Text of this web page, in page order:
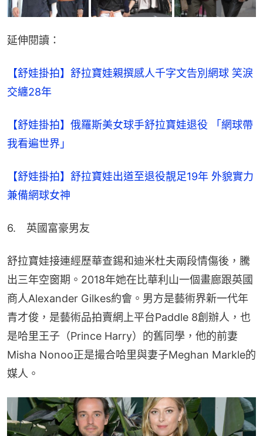
延伸閱讀：
【舒娃掛拍】舒拉寶娃親撰感人千字文告別網球 笑淚
交纏28年
【舒娃掛拍】俄羅斯美女球手舒拉寶娃退役 「網球帶
我看遍世界」
【舒娃掛拍】舒拉寶娃出道至退役靚足19年 外貌實力
兼備網球女神
6.　英國富豪男友
舒拉寶娃接連經歷華查錫和迪米杜夫兩段情傷後，騰
出三年空窗期。2018年她在比華利山一個畫廊跟英國
商人Alexander Gilkes約會。男方是藝術界新一代年
青才俊，是藝術品拍賣網上平台Paddle 8創辦人，也
是哈里王子（Prince Harry）的舊同學，他的前妻
Misha Nonoo正是撮合哈里與妻子Meghan Markle的
媒人。